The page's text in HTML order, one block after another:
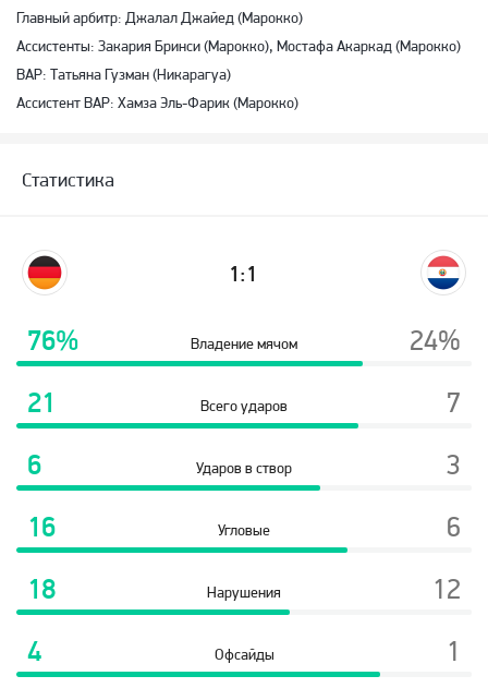
Главный арбитр: Джалал Джайед (Марокко)
Ассистенты: Закария Бринси (Марокко), Мостафа Акаркад (Марокко)
ВАР: Татьяна Гузман (Никарагуа)
Ассистент ВАР: Хамза Эль-Фарик (Марокко)
Статистика
1:1
76% Владение мячом
24%
21
Всего ударов
7
6
Ударов в створ
3
16
Угловые
6
18
Нарушения
12
4
Офсайды 1